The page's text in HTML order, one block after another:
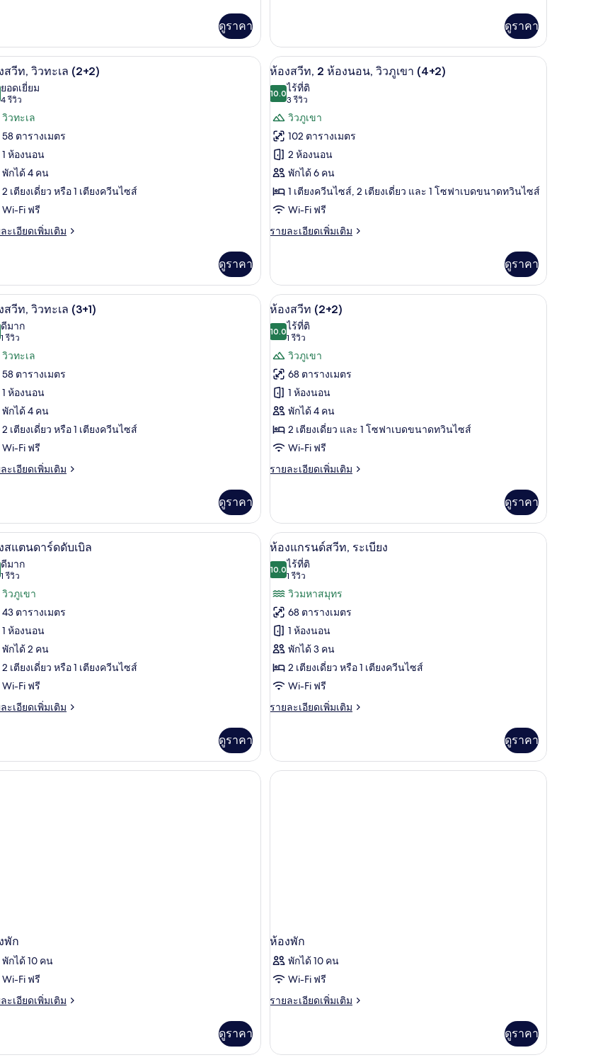
ดูราคา
เกี่ยว
กับ
ห้อง
ท,
ห้อง
นอน,
วิว
ภูเขา
ดูราคา
ฟรี
ถ่าย
มด
,
ล
1 ห้องนอน, โต๊ะทำงาน, ผ้าม่านกันแสง, Wi-Fi ฟรี
สวีท, วิวทะเล (2+2)
จาก 10
ยอดเยี่ยม
4 รีวิว
(4
รีวิว)
วิวทะเล
58 ตารางเมตร
1 ห้องนอน
พักได้ 4 คน
2 เตียงเดี่ยว หรือ 1 เตียงควีนไซส์
Wi-Fi ฟรี
ะเอียดเพิ่มเติม
ดูราคา
เปิด
ภาพถ่าย
ทั้งหมด
ของ
ห้อง
สวีท,
2
ห้อง
นอน,
(4+2)
1 ห้องนอน, โต๊ะทำงาน, ผ้าม่านกันแสง, Wi-Fi ฟรี
8
ห้องสวีท, 2 ห้องนอน, วิวภูเขา (4+2)
10.010.0 จาก 10
ไร้ที่ติ
3 รีวิว
(3
รีวิว)
วิวภูเขา
102 ตารางเมตร
2 ห้องนอน
พักได้ 6 คน
1 เตียงควีนไซส์, 2 เตียงเดี่ยว และ 1 โซฟาเบดขนาดทวินไซส์
Wi-Fi ฟรี
รายละเอียดเพิ่มเติม
ราย
เกี่ยว
กับ
ห้อง
ท,
ห้อง
นอน,
วิว
ภูเขา
(4+2)
ดูราคา
ฟรี
ถ่าย
มด
,
ล
1 ห้องนอน, โต๊ะทำงาน, ผ้าม่านกันแสง, Wi-Fi ฟรี
สวีท, วิวทะเล (3+1)
จาก 10
ดีมาก
1 รีวิว
(1
รีวิว)
วิวทะเล
58 ตารางเมตร
1 ห้องนอน
พักได้ 4 คน
2 เตียงเดี่ยว หรือ 1 เตียงควีนไซส์
Wi-Fi ฟรี
ะเอียดเพิ่มเติม
ดูราคา
เปิด
ภาพถ่าย
ทั้งหมด
ของ
ห้อง
สวีท
(2+2)
1 ห้องนอน, โต๊ะทำงาน, ผ้าม่านกันแสง, Wi-Fi ฟรี
6
ห้องสวีท (2+2)
10.010.0 จาก 10
ไร้ที่ติ
1 รีวิว
(1
รีวิว)
วิวภูเขา
68 ตารางเมตร
1 ห้องนอน
พักได้ 4 คน
2 เตียงเดี่ยว และ 1 โซฟาเบดขนาดทวินไซส์
Wi-Fi ฟรี
รายละเอียดเพิ่มเติม
ราย
เกี่ยว
กับ
ห้อง
ท
(2+2)
ดูราคา
ฟรี
ถ่าย
มด
นดาร์ด
บิล
1 ห้องนอน, โต๊ะทำงาน, ผ้าม่านกันแสง, Wi-Fi ฟรี
สแตนดาร์ดดับเบิล
จาก 10
ดีมาก
1 รีวิว
(1
รีวิว)
วิวภูเขา
43 ตารางเมตร
1 ห้องนอน
พักได้ 2 คน
2 เตียงเดี่ยว หรือ 1 เตียงควีนไซส์
Wi-Fi ฟรี
ะเอียดเพิ่มเติม
ดูราคา
เปิด
ภาพถ่าย
ทั้งหมด
ของ
ห้อง
แก
รนด์
สวีท,
ระเบียง
1 ห้องนอน, โต๊ะทำงาน, ผ้าม่านกันแสง, Wi-Fi ฟรี
4
ห้องแกรนด์สวีท, ระเบียง
10.010.0 จาก 10
ไร้ที่ติ
1 รีวิว
(1
รีวิว)
วิวมหาสมุทร
68 ตารางเมตร
1 ห้องนอน
พักได้ 3 คน
2 เตียงเดี่ยว หรือ 1 เตียงควีนไซส์
Wi-Fi ฟรี
รายละเอียดเพิ่มเติม
ราย
เกี่ยว
กับ
ห้อง
ดูราคา
ฟรี
พัก
พักได้ 10 คน
Wi-Fi ฟรี
ะเอียดเพิ่มเติม
ดูราคา
ห้องพัก
พักได้ 10 คน
Wi-Fi ฟรี
รายละเอียดเพิ่มเติม
ราย
เกี่ยว
ดูราคา